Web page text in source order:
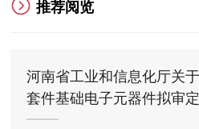
推荐阅览
河南省工业和信息化厅关
套件基础电子元器件拟审